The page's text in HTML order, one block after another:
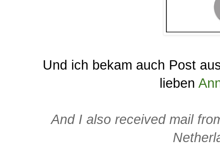
Und ich bekam auch Post
lieben
And I also received mail